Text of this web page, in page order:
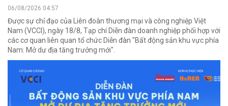
06/08/2026 04:57
Được sự chỉ đạo của Liên đoàn thương mại và công nghiệp Việt
Nam (VCCI), ngày 18/8, Tạp chí Diễn đàn doanh nghiệp phối hợp với
các cơ quan liên quan tổ chức Diễn đàn "Bất động sản khu vực phía
Nam: Mở dư địa tăng trưởng mới".